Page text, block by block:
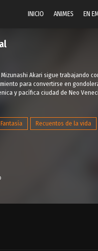
INICIO ANIMES EN
Akari sigue trabajando
para convertirse en
y pacífica ciudad de Neo
Fantasía Recuentos de la vida